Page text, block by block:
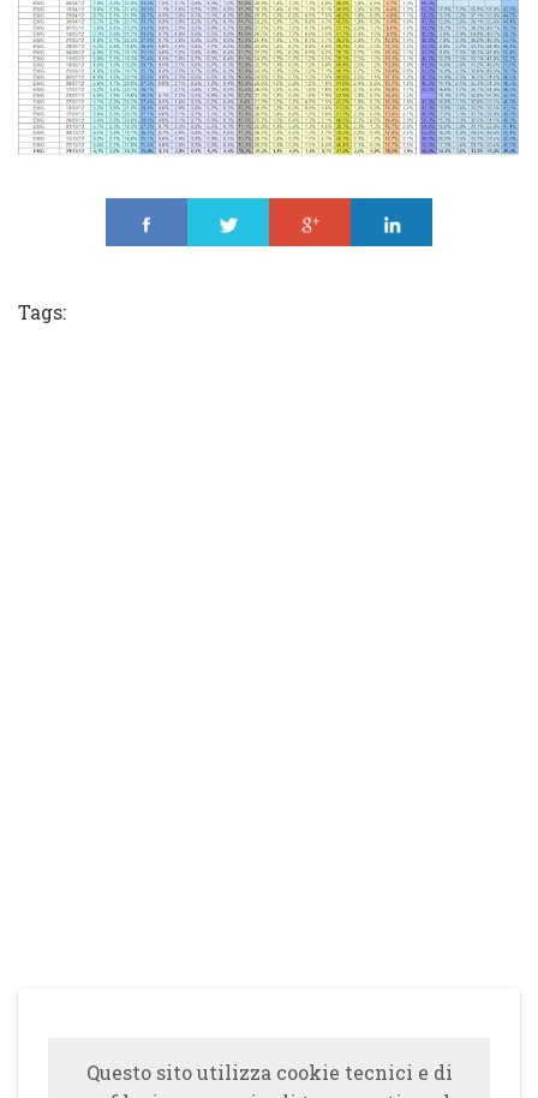
Tags:
Questo sito utilizza cookie tecnici e di